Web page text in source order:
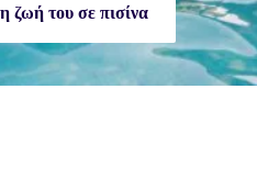
ζωή του σε πισίνα